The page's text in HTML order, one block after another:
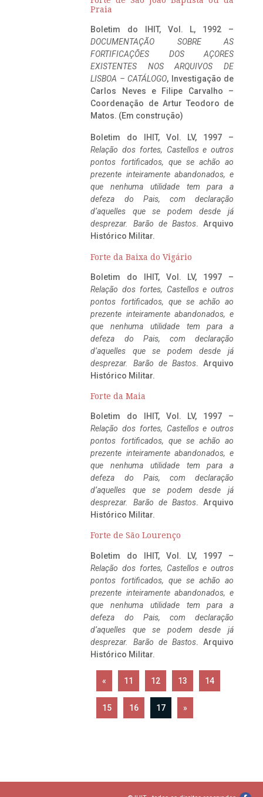
Praia
Boletim do IHIT, Vol. L, 1992 –
DOCUMENTAÇÃO SOBRE AS
FORTIFICAÇÕES DOS AÇORES
EXISTENTES NOS ARQUIVOS DE
LISBOA – CATÁLOGO, Investigação de
Carlos Neves e Filipe Carvalho –
Coordenação de Artur Teodoro de
Matos. (Em construção)
Boletim do IHIT, Vol. LV, 1997 –
Relação dos fortes, Castellos e outros
pontos fortificados, que se achão ao
prezente inteiramente abandonados, e
que nenhuma utilidade tem para a
defeza do Pais, com declaração
d’aquelles que se podem desde já
desprezar. Barão de Bastos. Arquivo
Histórico Militar.
Forte da Baixa do Vigário
Boletim do IHIT, Vol. LV, 1997 –
Relação dos fortes, Castellos e outros
pontos fortificados, que se achão ao
prezente inteiramente abandonados, e
que nenhuma utilidade tem para a
defeza do Pais, com declaração
d’aquelles que se podem desde já
desprezar. Barão de Bastos. Arquivo
Histórico Militar.
Forte da Maia
Boletim do IHIT, Vol. LV, 1997 –
Relação dos fortes, Castellos e outros
pontos fortificados, que se achão ao
prezente inteiramente abandonados, e
que nenhuma utilidade tem para a
defeza do Pais, com declaração
d’aquelles que se podem desde já
desprezar. Barão de Bastos. Arquivo
Histórico Militar.
Forte de São Lourenço
Boletim do IHIT, Vol. LV, 1997 –
Relação dos fortes, Castellos e outros
pontos fortificados, que se achão ao
prezente inteiramente abandonados, e
que nenhuma utilidade tem para a
defeza do Pais, com declaração
d’aquelles que se podem desde já
desprezar. Barão de Bastos. Arquivo
Histórico Militar.
« 11 12 13 14
15 16 17 »